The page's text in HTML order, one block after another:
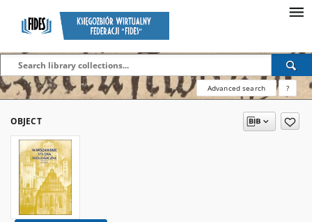
Advanced search ?
OBJECT